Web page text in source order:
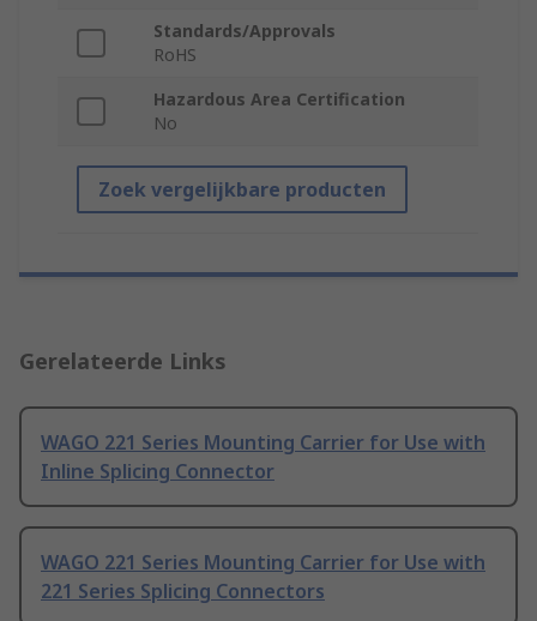
Standards/Approvals
RoHS
Hazardous Area Certification
No
Zoek vergelijkbare producten
Gerelateerde Links
WAGO 221 Series Mounting Carrier for Use with
Inline Splicing Connector
WAGO 221 Series Mounting Carrier for Use with
221 Series Splicing Connectors